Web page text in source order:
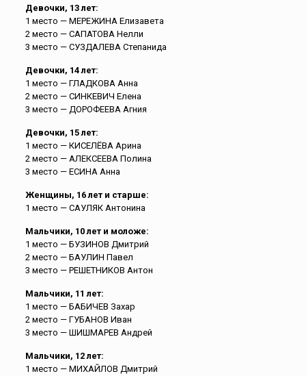
Девочки, 13 лет:
1 место — МЕРЕЖИНА Елизавета
2 место — САПАТОВА Нелли
3 место — СУЗДАЛЕВА Степанида
Девочки, 14 лет:
1 место — ГЛАДКОВА Анна
2 место — СИНКЕВИЧ Елена
3 место — ДОРОФЕЕВА Агния
Девочки, 15 лет:
1 место — КИСЕЛЁВА Арина
2 место — АЛЕКСЕЕВА Полина
3 место — ЕСИНА Анна
Женщины, 16 лет и старше:
1 место — САУЛЯК Антонина
Мальчики, 10 лет и моложе:
1 место — БУЗИНОВ Дмитрий
2 место — БАУЛИН Павел
3 место — РЕШЕТНИКОВ Антон
Мальчики, 11 лет:
1 место — БАБИЧЕВ Захар
2 место — ГУБАНОВ Иван
3 место — ШИШМАРЕВ Андрей
Мальчики, 12 лет:
1 место — МИХАЙЛОВ Дмитрий